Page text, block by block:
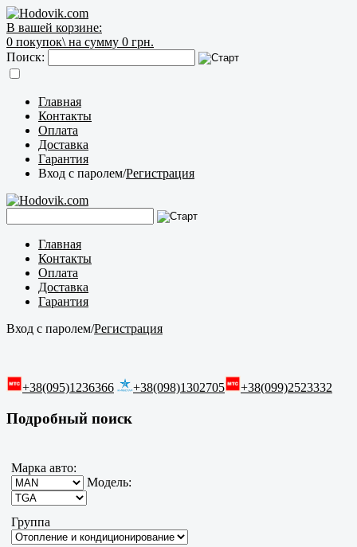
В вашей корзине:
0 покупок\ на сумму 0 грн.
Поиск:
Главная
Контакты
Оплата
Доставка
Гарантия
Вход с паролем/Регистрация
Главная
Контакты
Оплата
Доставка
Гарантия
Вход с паролем/Регистрация
+38(095)1236366 +38(098)1302705 +38(099)2523332
Подробный поиск
Марка авто:
Модель:
Группа